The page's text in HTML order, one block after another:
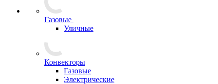
Газовые
Уличные
Конвекторы
Газовые
Электрические